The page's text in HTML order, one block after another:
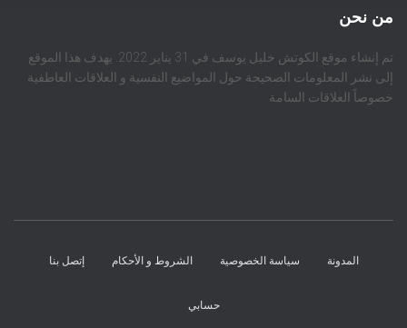
من نحن
تم إنشاء موقع الكوتش خليل يوسف في 31 يناير 2022. يهدف هذا الموقع
إلى نشر المعلومات الصحيحة حول المواضيع النفسية و العلاقات العاطفية
خصوصاً العلاقات السامة
المدونة سياسة الخصوصية الشروط و الأحكام إتصل بنا
حسابي